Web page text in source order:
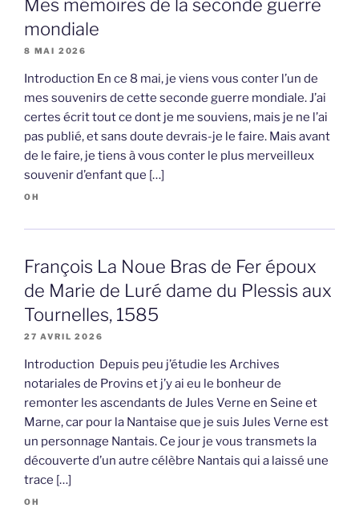
Mes mémoires de la seconde guerre
mondiale
8 MAI 2026
Introduction En ce 8 mai, je viens vous conter l’un de
mes souvenirs de cette seconde guerre mondiale. J’ai
certes écrit tout ce dont je me souviens, mais je ne l’ai
pas publié, et sans doute devrais-je le faire. Mais avant
de le faire, je tiens à vous conter le plus merveilleux
souvenir d’enfant que […]
OH
François La Noue Bras de Fer époux
de Marie de Luré dame du Plessis aux
Tournelles, 1585
27 AVRIL 2026
Introduction Depuis peu j’étudie les Archives
notariales de Provins et j’y ai eu le bonheur de
remonter les ascendants de Jules Verne en Seine et
Marne, car pour la Nantaise que je suis Jules Verne est
un personnage Nantais. Ce jour je vous transmets la
découverte d’un autre célèbre Nantais qui a laissé une
trace […]
OH